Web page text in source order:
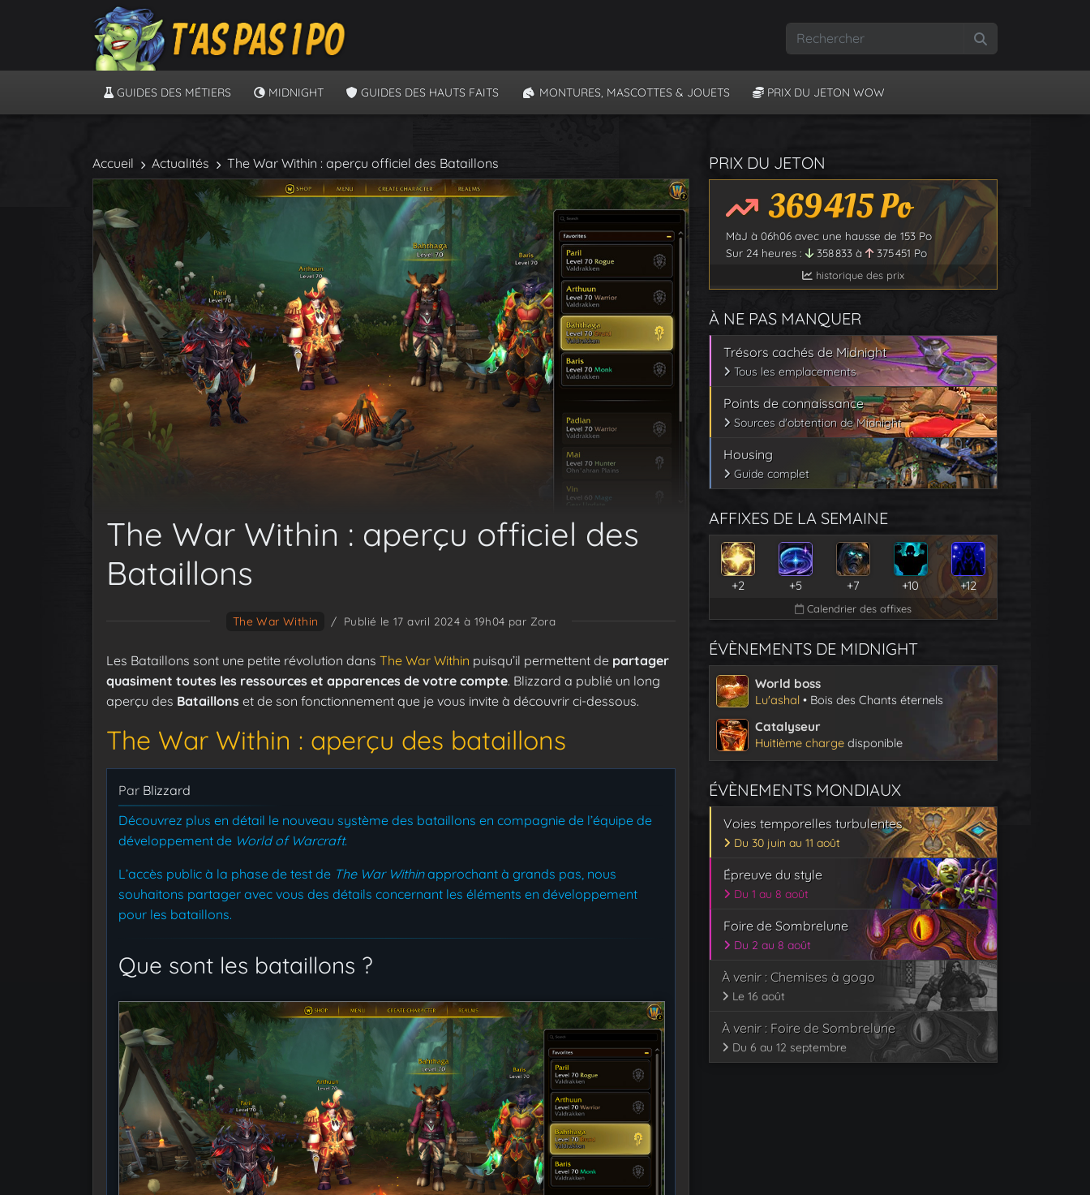
GUIDES DES MÉTIERS MIDNIGHT GUIDES DES HAUTS FAITS MONTURES, MASCOTTES & JOUETS PRIX DU JETON WOW
Accueil Actualités The War Within : aperçu officiel des Bataillons
The War Within : aperçu officiel des
Bataillons
The War Within / Publié le 17 avril 2024 à 19h04 par Zora
Les Bataillons sont une petite révolution dans The War Within puisqu’il permettent de partager
quasiment toutes les ressources et apparences de votre compte. Blizzard a publié un long
aperçu des Bataillons et de son fonctionnement que je vous invite à découvrir ci-dessous.
The War Within : aperçu des bataillons
Par Blizzard
Découvrez plus en détail le nouveau système des bataillons en compagnie de l’équipe de
développement de World of Warcraft.
L’accès public à la phase de test de The War Withinapprochant à grands pas, nous
souhaitons partager avec vous des détails concernant les éléments en développement
pour les bataillons.
Que sont les bataillons ?
PRIX DU JETON
369 415Po
MàJ à 06h06 avec une hausse de 153 Po
Sur 24 heures :
358 833 à 375 451 Po
historique des prix
À NE PAS MANQUER
Trésors cachés de Midnight
Tous les emplacements
Points de connaissance
Sources d'obtention de Midnight
Housing
Guide complet
AFFIXES DE LA SEMAINE
+2 +5 +7 +10 +12
Calendrier des affixes
ÉVÈNEMENTS DE MIDNIGHT
World boss
Lu'ashal • Bois des Chants éternels
Catalyseur
Huitième charge disponible
ÉVÈNEMENTS MONDIAUX
Voies temporelles turbulentes
Du 30 juin au 11 août
Épreuve du style
Du 1 au 8 août
Foire de Sombrelune
Du 2 au 8 août
À venir : Chemises à gogo
Le 16 août
À venir : Foire de Sombrelune
Du 6 au 12 septembre